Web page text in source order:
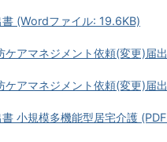
(Wordファイル: 19.6KB)
アマネジメント依頼(変更)届
ケアマネジメント依頼(変更)届
小規模多機能型居宅介護